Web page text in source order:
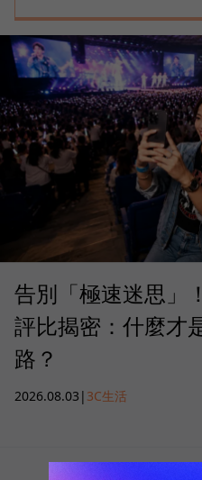
告別「極速迷思」
評比揭密：什麼才
路？
2026.08.03 | 3C生活